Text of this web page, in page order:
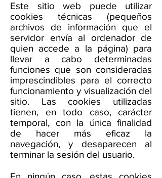
Este sitio web puede utilizar
cookies técnicas (pequeños
archivos de información que el
servidor envía al ordenador de
quien accede a la página) para
llevar a cabo determinadas
funciones que son consideradas
imprescindibles para el correcto
funcionamiento y visualización del
sitio. Las cookies utilizadas
tienen, en todo caso, carácter
temporal, con la única finalidad
de hacer más eficaz la
navegación, y desaparecen al
terminar la sesión del usuario.